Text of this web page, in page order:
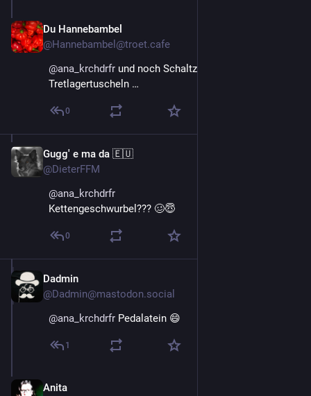
Du Hannebambel
@Hannebambel@troet.cafe
@ana_krchdrfr und noch Schaltzugwispern,
Tretlagertuscheln …
0
Gugg' e ma da 🇪🇺
@DieterFFM
@ana_krchdrfr
Kettengeschwurbel??? 🥴😇
0
Dadmin
@Dadmin@mastodon.social
@ana_krchdrfr Pedalatein 😄
1
Anita